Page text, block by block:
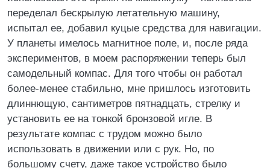
переделал бескрылую летательную машину,
испытал ее, добавил куцые средства для навигации.
У планеты имелось магнитное поле, и, после ряда
экспериментов, в моем распоряжении теперь был
самодельный компас. Для того чтобы он работал
более-менее стабильно, мне пришлось изготовить
длиннющую, сантиметров пятнадцать, стрелку и
установить ее на тонкой бронзовой игле. В
результате компас с трудом можно было
использовать в движении или с рук. Но, по
большому счету, даже такое устройство было